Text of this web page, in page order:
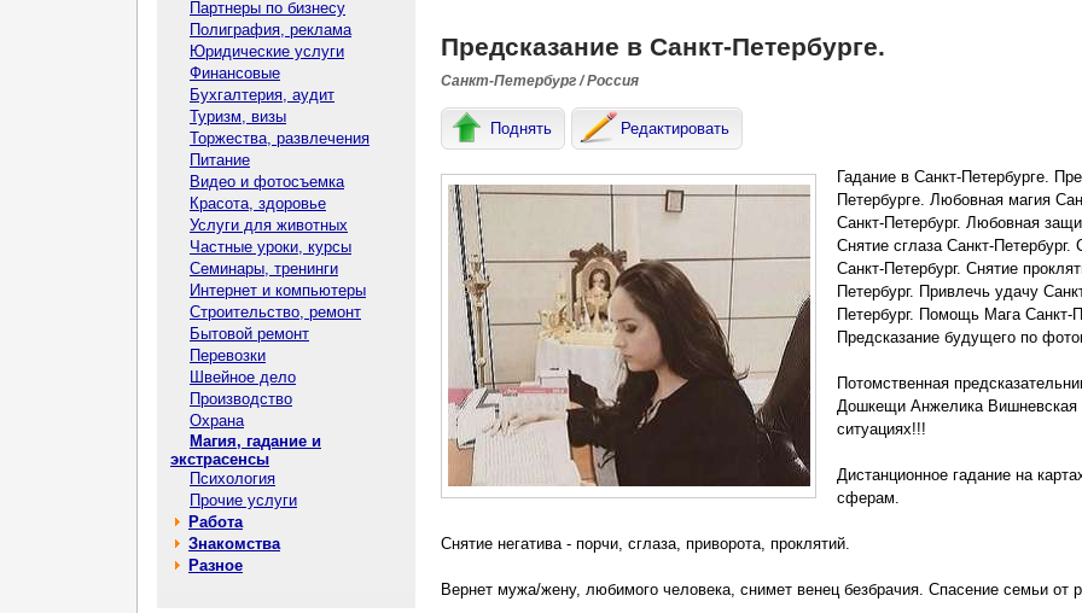
Партнеры по бизнесу
Полиграфия, реклама
Юридические услуги
Финансовые
Бухгалтерия, аудит
Туризм, визы
Торжества, развлечения
Питание
Видео и фотосъемка
Красота, здоровье
Услуги для животных
Частные уроки, курсы
Семинары, тренинги
Интернет и компьютеры
Строительство, ремонт
Бытовой ремонт
Перевозки
Швейное дело
Производство
Охрана
Магия, гадание и
экстрасенсы
Психология
Прочие услуги
Работа
Знакомства
Разное
Предсказание в Санкт-Петербурге.
Санкт-Петербург / Россия
Поднять Редактировать
Гадание в Санкт-Петербурге.
Петербурге. Любовная магия
Санкт-Петербург. Любовная
Снятие сглаза Санкт-Петербург.
Санкт-Петербург. Снятие
Петербург. Привлечь удачу
Петербург. Помощь Мага Санкт-
Предсказание будущего по
Потомственная
Дошкещи Анжелика Вишневская
ситуациях!!!
Дистанционное гадание на
сферам.
Снятие негатива - порчи, сглаза, приворота, проклятий.
Вернет мужа/жену, любимого человека, снимет венец безбрачия. Спасение семьи от